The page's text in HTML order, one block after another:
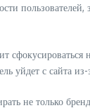
пользователей,
сфокусироваться
уйдет с сайта из-
не только